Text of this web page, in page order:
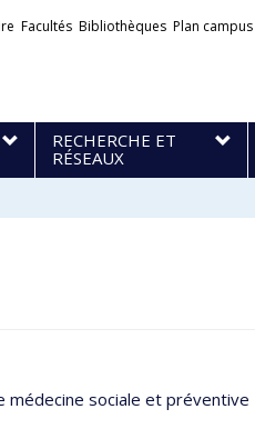
Facultés Bibliothèques Plan campus
RECHERCHE ET
RÉSEAUX
médecine sociale et préventive